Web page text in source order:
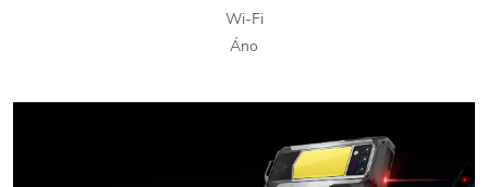
Wi-Fi
Áno